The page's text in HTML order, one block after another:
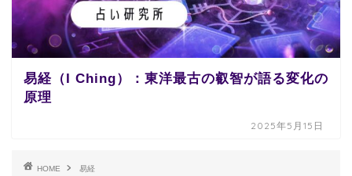
易経（I Ching）：東洋最古の叡智が語る変化の
原理
2025年5月15日
HOME 易経